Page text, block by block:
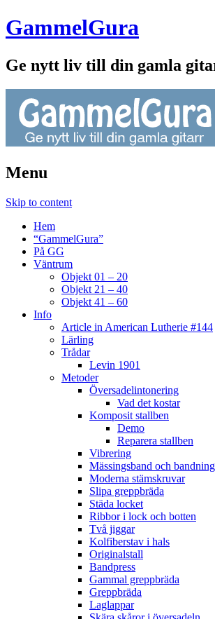
GammelGura
Ge nytt liv till din gamla
Menu
Skip to content
Hem
“GammelGura”
På GG
Väntrum
Objekt 01 – 20
Objekt 21 – 40
Objekt 41 – 60
Info
Article in American Lutherie #144
Lärling
Trådar
Levin 1901
Metoder
Översadelintonering
Vad det kostar
Komposit stallben
Demo
Reparera stallben
Vibrering
Mässingsband och bandning
Moderna stämskruvar
Slipa greppbräda
Städa locket
Ribbor i lock och botten
Två jiggar
Kolfiberstav i hals
Originalstall
Bandpress
Gammal greppbräda
Greppbräda
Laglappar